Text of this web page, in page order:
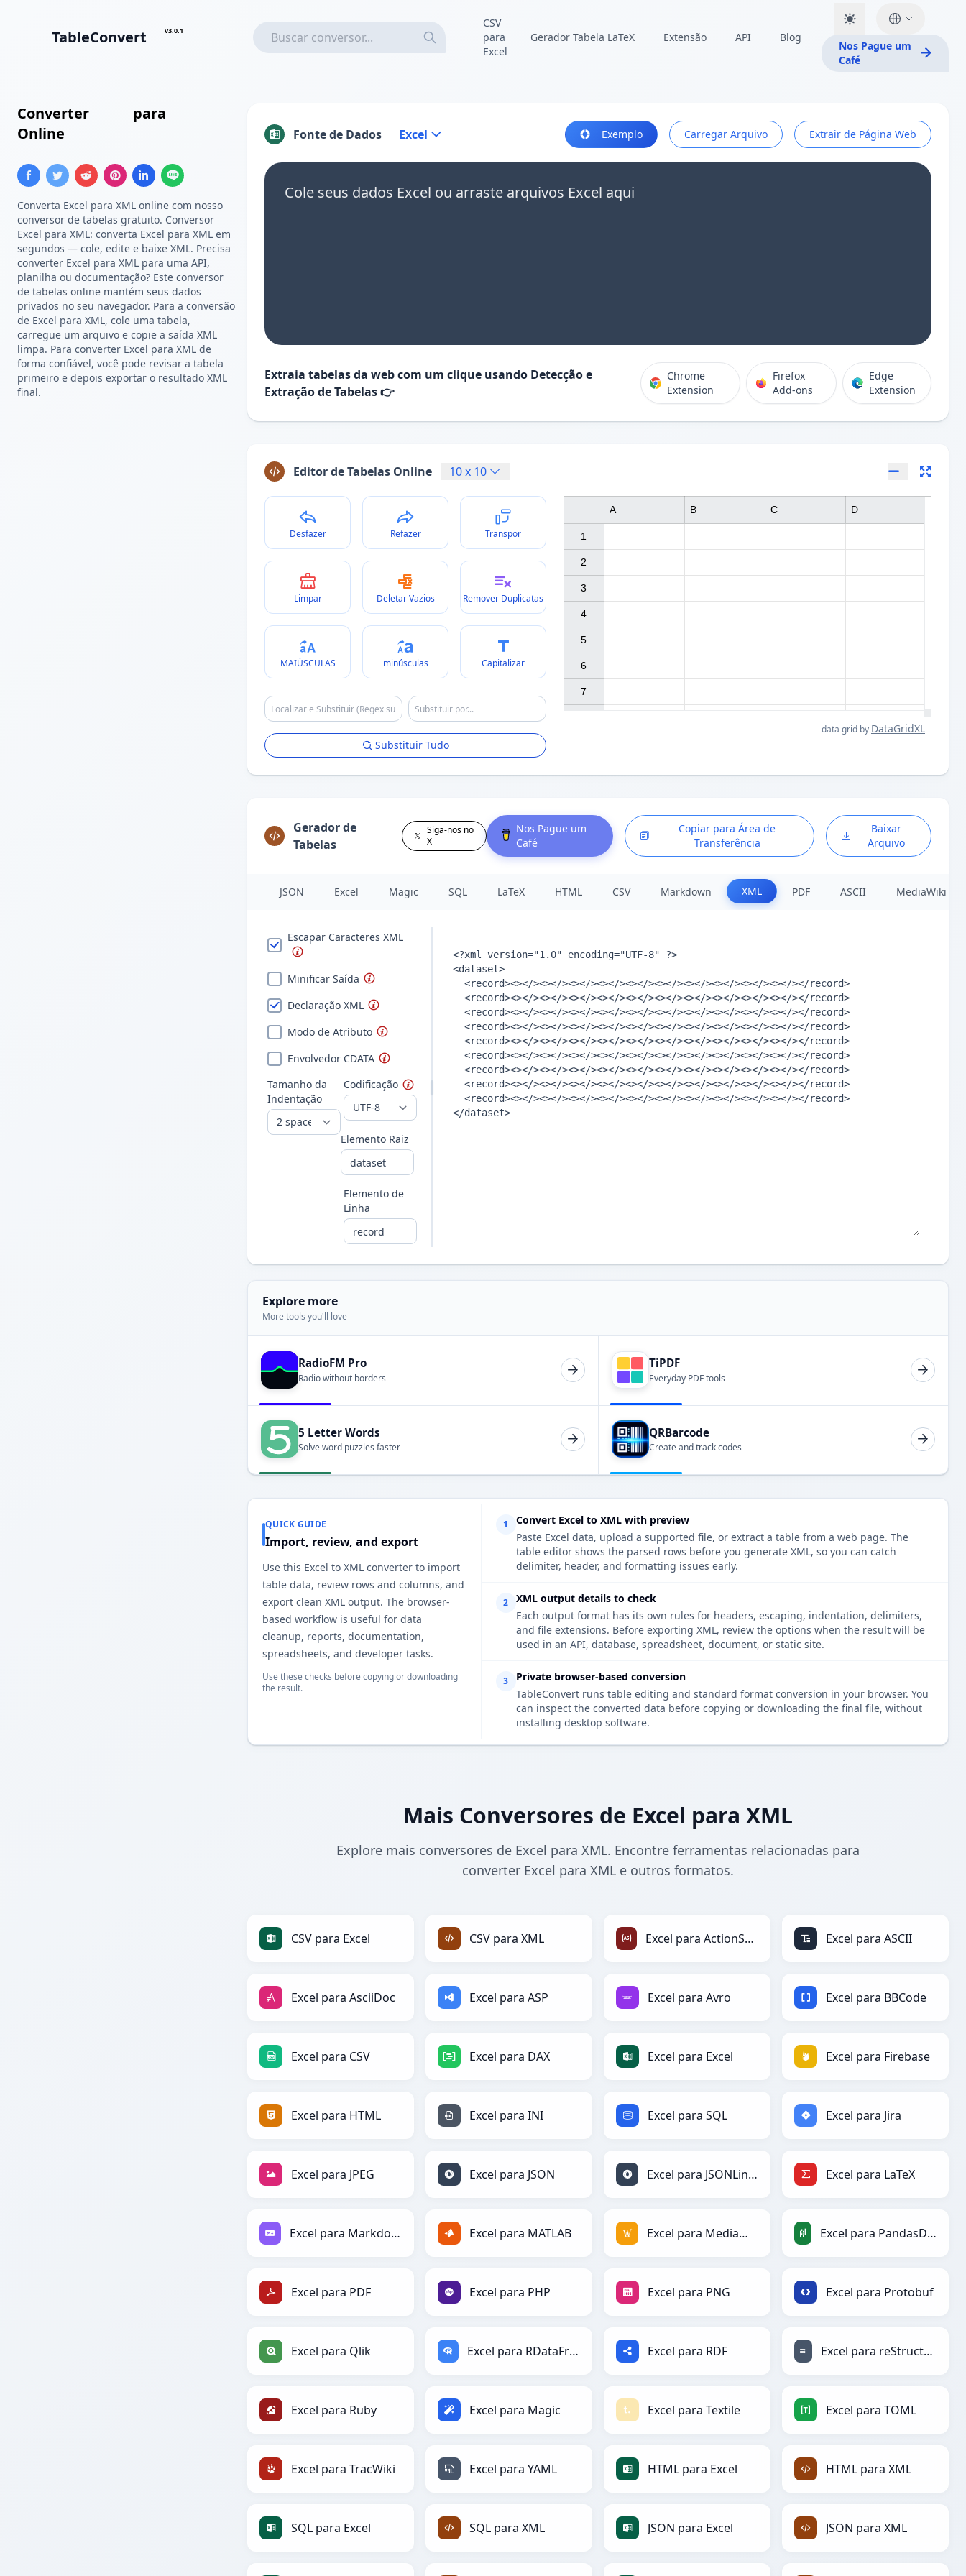
TableConvert v3.0.1
CSV
para
Excel
Gerador Tabela LaTeX Extensão API Blog
Nos Pague um
Café
Converter para
Online
Converta Excel para XML online com nosso
conversor de tabelas gratuito. Conversor
Excel para XML: converta Excel para XML em
segundos — cole, edite e baixe XML. Precisa
converter Excel para XML para uma API,
planilha ou documentação? Este conversor
de tabelas online mantém seus dados
privados no seu navegador. Para a conversão
de Excel para XML, cole uma tabela,
carregue um arquivo e copie a saída XML
limpa. Para converter Excel para XML de
forma confiável, você pode revisar a tabela
primeiro e depois exportar o resultado XML
final.
Fonte de Dados Excel Exemplo Carregar Arquivo Extrair de Página Web
Cole seus dados Excel ou arraste arquivos Excel aqui
Extraia tabelas da web com um clique usando Detecção e
Extração de Tabelas 👉
Chrome
Extension
Firefox
Add-ons
Edge
Extension
Editor de Tabelas Online 10x 10
Desfazer Refazer Transpor
Limpar Deletar Vazios Remover Duplicatas
MAIÚSCULAS minúsculas Capitalizar
Substituir Tudo
1
2
3
4
5
6
7
A B C D
data grid by DataGridXL
Gerador de
Tabelas
Siga-nos no
X
Nos Pague um
Café
Copiar para Área de
Transferência
Baixar
Arquivo
JSON Excel Magic SQL LaTeX HTML CSV Markdown XML PDF ASCII MediaWiki
Escapar Caracteres XML
Minificar Saída
Declaração XML
Modo de Atributo
Envolvedor CDATA
Tamanho da
Indentação
Codificação
Elemento Raiz
Elemento de
Linha
Explore more
More tools you'll love
RadioFM Pro
Radio without borders
TiPDF
Everyday PDF tools
5 Letter Words
Solve word puzzles faster
QRBarcode
Create and track codes
QUICK GUIDE
Import, review, and export
Use this Excel to XML converter to import
table data, review rows and columns, and
export clean XML output. The browser-
based workflow is useful for data
cleanup, reports, documentation,
spreadsheets, and developer tasks.
Use these checks before copying or downloading
the result.
1
Convert Excel to XML with preview
Paste Excel data, upload a supported file, or extract a table from a web page. The
table editor shows the parsed rows before you generate XML, so you can catch
delimiter, header, and formatting issues early.
2
XML output details to check
Each output format has its own rules for headers, escaping, indentation, delimiters,
and file extensions. Before exporting XML, review the options when the result will be
used in an API, database, spreadsheet, document, or static site.
3
Private browser-based conversion
TableConvert runs table editing and standard format conversion in your browser. You
can inspect the converted data before copying or downloading the final file, without
installing desktop software.
Mais Conversores de Excel para XML
Explore mais conversores de Excel para XML. Encontre ferramentas relacionadas para
converter Excel para XML e outros formatos.
CSV para Excel CSV para XML Excel para ActionScript Excel para ASCII
Excel para AsciiDoc Excel para ASP Excel para Avro Excel para BBCode
Excel para CSV Excel para DAX Excel para Excel Excel para Firebase
Excel para HTML Excel para INI Excel para SQL Excel para Jira
Excel para JPEG Excel para JSON Excel para JSONLines Excel para LaTeX
Excel para Markdown Excel para MATLAB Excel para MediaWiki Excel para PandasDataFrame
Excel para PDF Excel para PHP Excel para PNG Excel para Protobuf
Excel para Qlik Excel para RDataFrame Excel para RDF Excel para reStructuredText
Excel para Ruby Excel para Magic Excel para Textile Excel para TOML
Excel para TracWiki Excel para YAML HTML para Excel HTML para XML
SQL para Excel SQL para XML JSON para Excel JSON para XML